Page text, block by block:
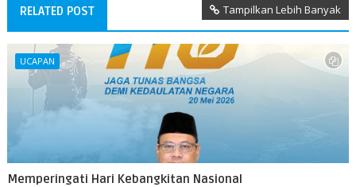
RELATED POST Tampilkan Lebih Banyak
UCAPAN
Memperingati Hari Kebangkitan Nasional